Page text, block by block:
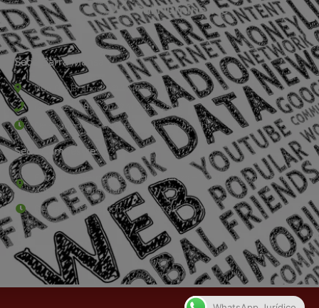
Sede Barra Mansa
Rua Rio Branco, nº107 (2º andar), Centro - Cep: 27.330-030
(24) 3323-2848 ou (24) 3323-2500
De segunda à sexta-feira , das 9h às 17h.
Sede Campestre:
Estrada Governador Chagas Freitas – 3.780 – Colônia Santo
Antônio – Barra Mansa
De terça-feira a domingo, das 9h às 17h